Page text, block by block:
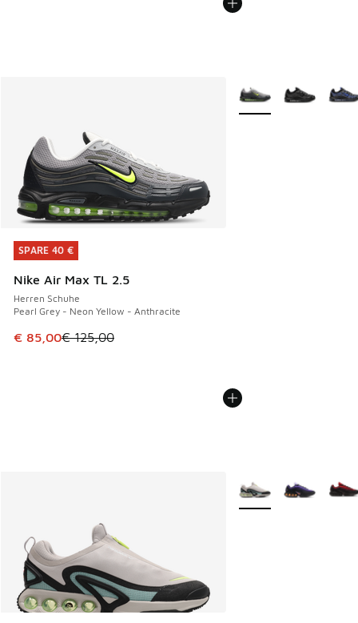
SPARE 40 €
Nike Air Max TL 2.5
Herren Schuhe
Pearl Grey - Neon Yellow - Anthracite
Dieser Artikel ist im Sale. Der Preis ist von € 125,00 auf €
€ 85,00€ 125,00
SPARE 40 €
Weitere Farben
Weitere Farben